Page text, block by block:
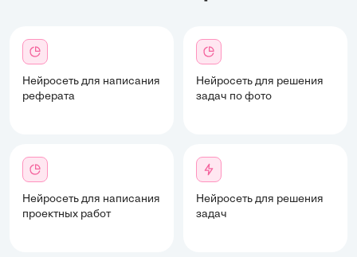
Нейросеть для написания
реферата
Нейросеть для решения
задач по фото
Нейросеть для написания
проектных работ
Нейросеть для решения
задач